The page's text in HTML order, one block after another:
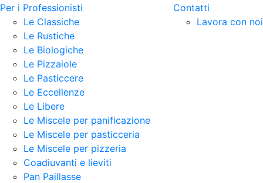
Per i Professionisti
Le Classiche
Le Rustiche
Le Biologiche
Le Pizzaiole
Le Pasticcere
Le Eccellenze
Le Libere
Le Miscele per panificazione
Le Miscele per pasticceria
Le Miscele per pizzeria
Coadiuvanti e lieviti
Pan Paillasse
Contatti
Lavora con noi